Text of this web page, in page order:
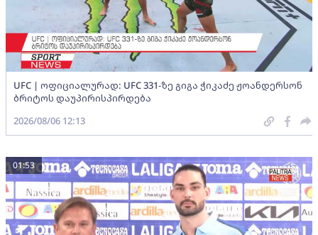
UFC | ოფიციალურად: UFC 331-ზე გიგა ჭიკაძე ჟოანდერსონ
ბრიტოს დაუპირისპირდება
2026/08/06 12:13
01:53